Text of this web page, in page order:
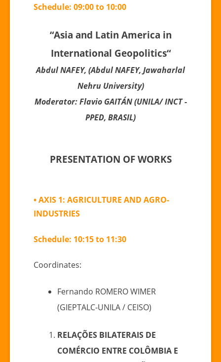
Schedule: 09:00 to 10:00
“Asia and Latin America in
International Geopolitics“
Abdul NAFEY, (Abdul NAFEY, Jawaharlal
Nehru University)
Moderator: Flavio GAITÁN (UNILA/ INCT -
PPED, BRASIL)
PRESENTATION OF WORKS
• AXIS 1: AGRICULTURE AND AGRO-
INDUSTRIES
Schedule: 10:15 to 11:30
Coordinates:
Fernando ROMERO WIMER
(GIEPTALC-UNILA / CEISO)
RELAÇÕES BILATERAIS DE
COMÉRCIO ENTRE COLÔMBIA E